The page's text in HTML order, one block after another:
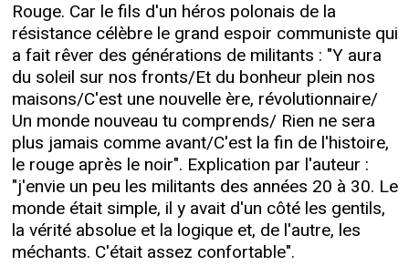
Rouge. Car le fils d'un héros polonais de la
résistance célèbre le grand espoir communiste qui
a fait rêver des générations de militants : "Y aura
du soleil sur nos fronts/Et du bonheur plein nos
maisons/C'est une nouvelle ère, révolutionnaire/
Un monde nouveau tu comprends/ Rien ne sera
plus jamais comme avant/C'est la fin de l'histoire,
le rouge après le noir". Explication par l'auteur :
"j'envie un peu les militants des années 20 à 30. Le
monde était simple, il y avait d'un côté les gentils,
la vérité absolue et la logique et, de l'autre, les
méchants. C'était assez confortable".